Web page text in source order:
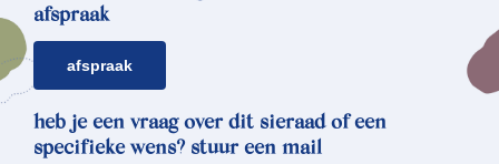
afspraak
afspraak
heb je een vraag over dit sieraad of een
specifieke wens? stuur een mail